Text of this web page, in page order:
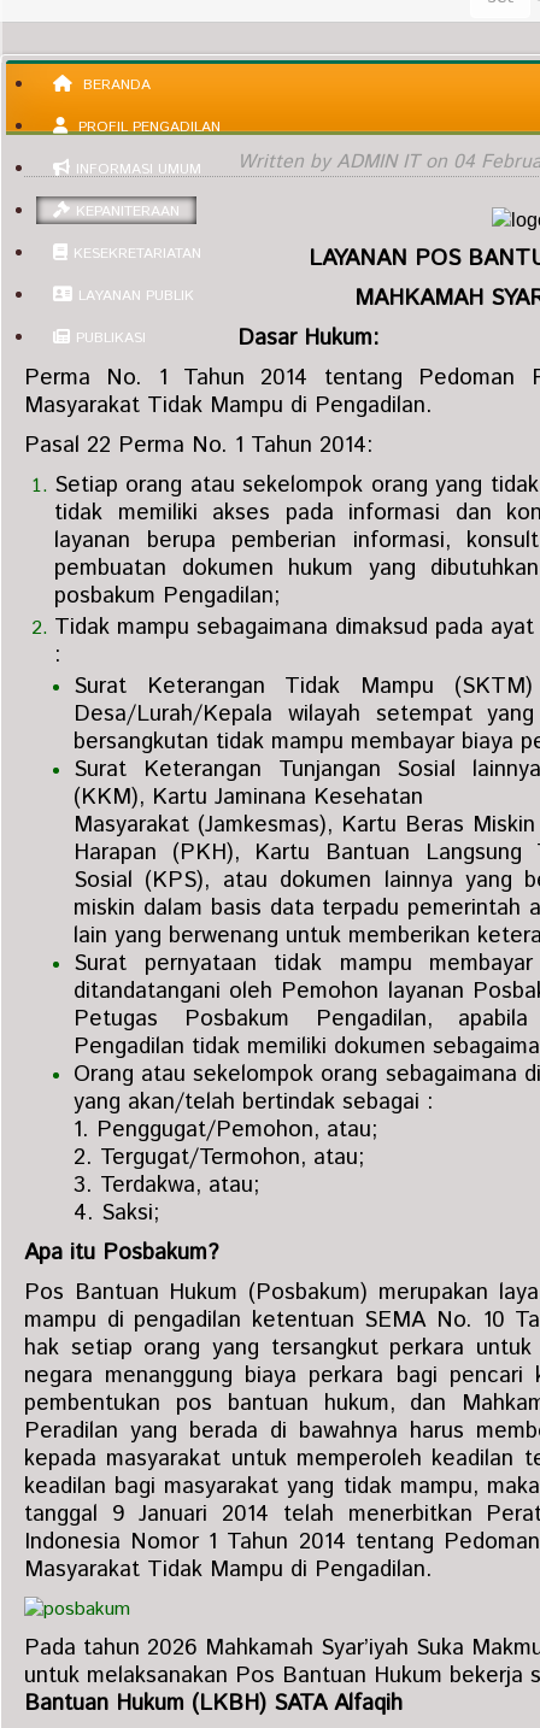
BERANDA
PROFIL PENGADILAN
INFORMASI UMUM
KEPANITERAAN
KESEKRETARIATAN
LAYANAN PUBLIK
PUBLIKASI
Written by ADMIN IT on 04
LAYANAN POS
MAHKAMAH
Dasar Hukum:
Perma No. 1 Tahun 2014 tentang Pedoman
Masyarakat Tidak Mampu di Pengadilan.
Pasal 22 Perma No. 1 Tahun 2014:
Setiap orang atau sekelompok orang yang
tidak memiliki akses pada informasi dan
layanan berupa pemberian informasi,
pembuatan dokumen hukum yang
posbakum Pengadilan;
Tidak mampu sebagaimana dimaksud pada
:
Surat Keterangan Tidak Mampu
Desa/Lurah/Kepala wilayah setempat
bersangkutan tidak mampu membayar biaya
Surat Keterangan Tunjangan Sosial
(KKM), Kartu Jaminana Kesehatan
Masyarakat (Jamkesmas), Kartu Beras
Harapan (PKH), Kartu Bantuan
Sosial (KPS), atau dokumen lainnya yang
miskin dalam basis data terpadu pemerintah
lain yang berwenang untuk memberikan
Surat pernyataan tidak mampu
ditandatangani oleh Pemohon layanan
Petugas Posbakum Pengadilan,
Pengadilan tidak memiliki dokumen
Orang atau sekelompok orang sebagaimana
yang akan/telah bertindak sebagai :
1. Penggugat/Pemohon, atau;
2. Tergugat/Termohon, atau;
3. Terdakwa, atau;
4. Saksi;
Apa itu Posbakum?
Pos Bantuan Hukum (Posbakum) merupakan
mampu di pengadilan ketentuan SEMA No. 10
hak setiap orang yang tersangkut perkara
negara menanggung biaya perkara bagi
pembentukan pos bantuan hukum, dan
Peradilan yang berada di bawahnya harus
kepada masyarakat untuk memperoleh keadilan
keadilan bagi masyarakat yang tidak mampu,
tanggal 9 Januari 2014 telah menerbitkan
Indonesia Nomor 1 Tahun 2014 tentang
Masyarakat Tidak Mampu di Pengadilan.
Pada tahun 2026 Mahkamah Syar’iyah Suka
untuk melaksanakan Pos Bantuan Hukum bekerja
Bantuan Hukum (LKBH) SATA Alfaqih